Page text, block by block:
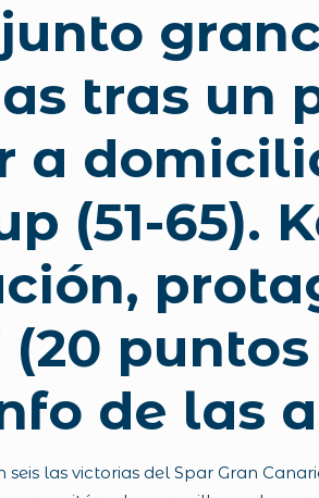
tras un
a
(51-65).
(20
de las
seis las victorias del Spar Gran